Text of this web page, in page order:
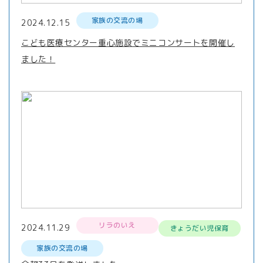
2024.12.15 家族の交流の場
こども医療センター重心施設でミニコンサートを開催し
ました！
2024.11.29 リラのいえ
きょうだい児保育
家族の交流の場